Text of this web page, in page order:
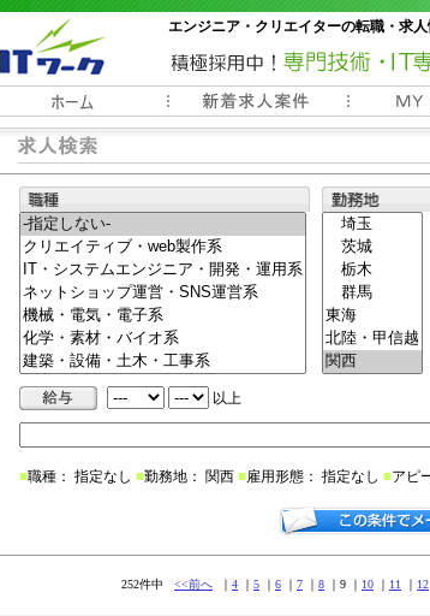
エンジニア・クリエイターの転職・求
常時3000件以上の求人情報掲載中
以上
■職種： 指定なし ■勤務地： 関西 ■雇用形態： 指定なし ■アピ
252件中 <<前へ ｜ 4 ｜ 5 ｜ 6 ｜ 7 ｜ 8 ｜9 ｜ 10 ｜ 11 ｜ 12